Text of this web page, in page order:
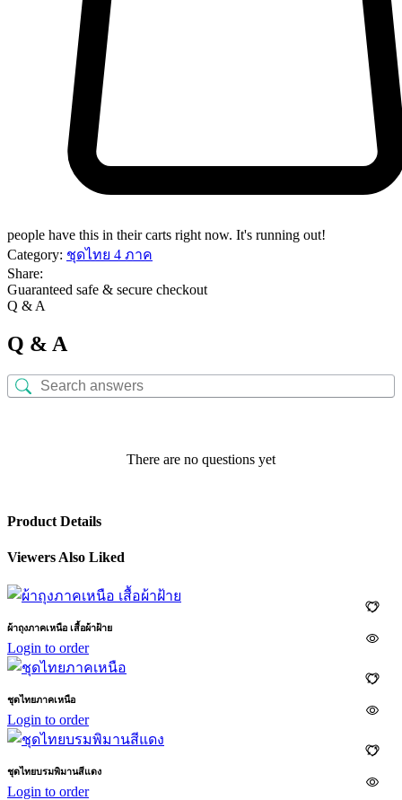
people have this in their carts right now. It's running out!
Category: ชุดไทย 4 ภาค
Share:
Guaranteed safe & secure checkout
Q & A
Q & A
There are no questions yet
Product Details
Viewers Also Liked
ผ้าถุงภาคเหนือ เสื้อผ้าฝ้าย
Login to order
ชุดไทยภาคเหนือ
Login to order
ชุดไทยบรมพิมานสีแดง
Login to order